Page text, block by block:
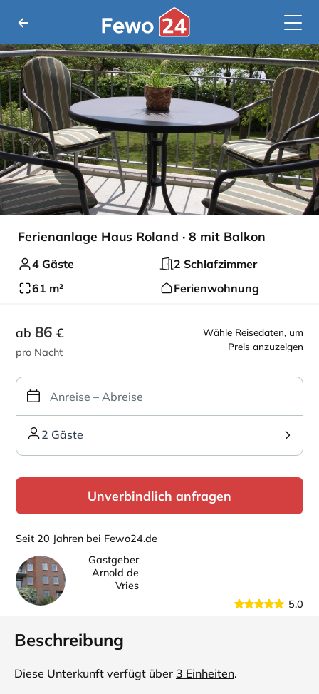
Ferienanlage Haus Roland · 8 mit Balkon
4 Gäste
2 Schlafzimmer
61 m²
Ferienwohnung
Wähle Reisedaten, um
Preis anzuzeigen
ab 86 €
pro Nacht
2 Gäste
Unverbindlich anfragen
Seit 20 Jahren bei Fewo24.de
Gastgeber
Arnold de
Vries
5.0
Beschreibung
Diese Unterkunft verfügt über 3 Einheiten.